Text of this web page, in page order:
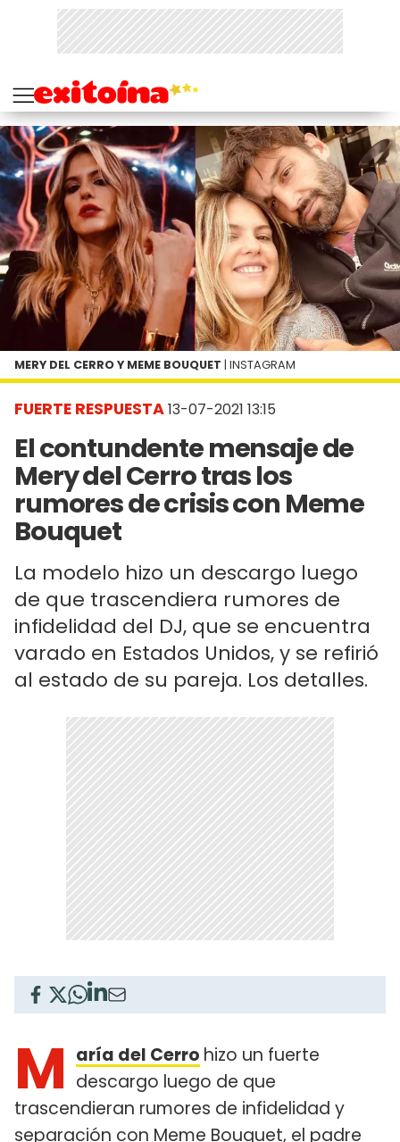
FUERTE RESPUESTA13-07-2021 13:15
El contundente mensaje de
Mery del Cerro tras los
rumores de crisis con Meme
Bouquet
La modelo hizo un descargo luego
de que trascendiera rumores de
infidelidad del DJ, que se encuentra
varado en Estados Unidos, y se refirió
al estado de su pareja. Los detalles.
MERY DEL CERRO Y MEME BOUQUET | INSTAGRAM
M aría del Cerro hizo un fuerte
descargo luego de que
trascendieran rumores de infidelidad y
separación con Meme Bouquet, el padre